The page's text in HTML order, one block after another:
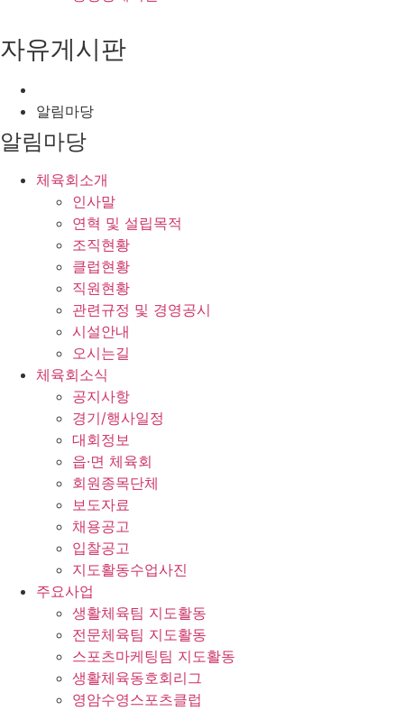
자유게시판
알림마당
알림마당
체육회소개
인사말
연혁 및 설립목적
조직현황
클럽현황
직원현황
관련규정 및 경영공시
시설안내
오시는길
체육회소식
공지사항
경기/행사일정
대회정보
읍·면 체육회
회원종목단체
보도자료
채용공고
입찰공고
지도활동수업사진
주요사업
생활체육팀 지도활동
전문체육팀 지도활동
스포츠마케팅팀 지도활동
생활체육동호회리그
영암수영스포츠클럽